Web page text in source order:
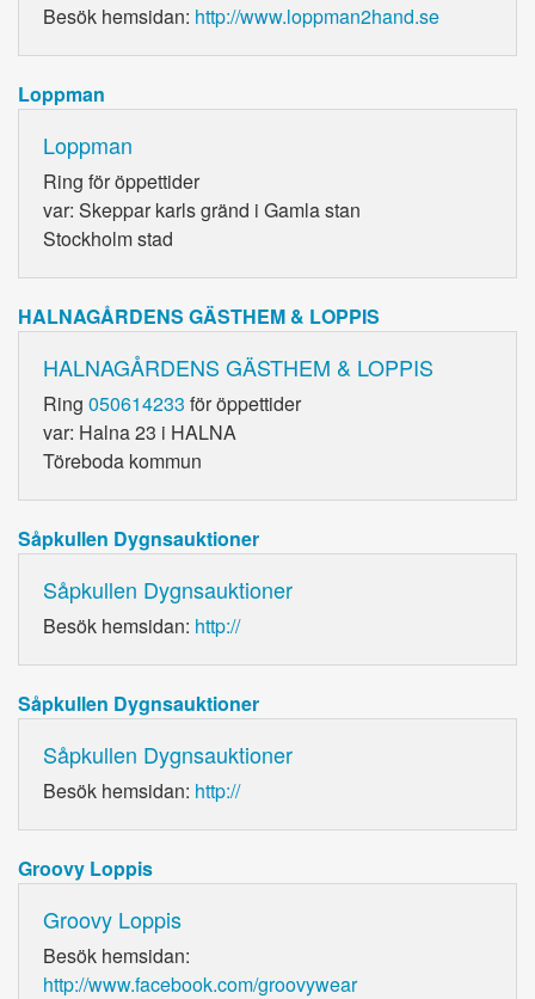
Besök hemsidan: http://www.loppman2hand.se
Loppman
Loppman
Ring för öppettider
var: Skeppar karls gränd i Gamla stan
Stockholm stad
HALNAGÅRDENS GÄSTHEM & LOPPIS
HALNAGÅRDENS GÄSTHEM & LOPPIS
Ring 050614233 för öppettider
var: Halna 23 i HALNA
Töreboda kommun
Såpkullen Dygnsauktioner
Såpkullen Dygnsauktioner
Besök hemsidan: http://
Såpkullen Dygnsauktioner
Såpkullen Dygnsauktioner
Besök hemsidan: http://
Groovy Loppis
Groovy Loppis
Besök hemsidan:
http://www.facebook.com/groovywear